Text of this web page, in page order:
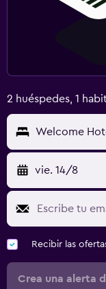
2 huéspedes, 1
Welcome
vie. 14/8
Recibir las
Crea una alerta